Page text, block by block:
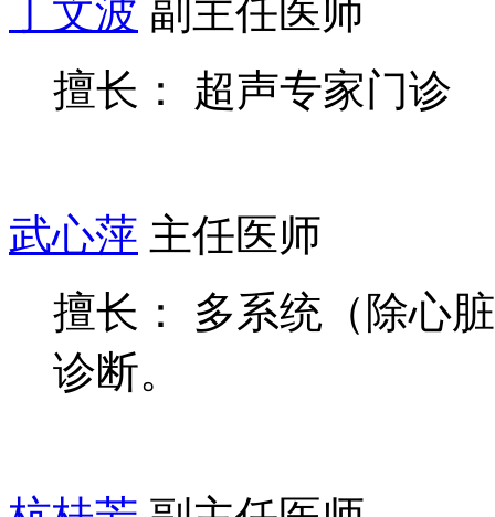
丁文波 副主任医师
擅长： 超声专家门诊
武心萍 主任医师
擅长： 多系统（除心
诊断。